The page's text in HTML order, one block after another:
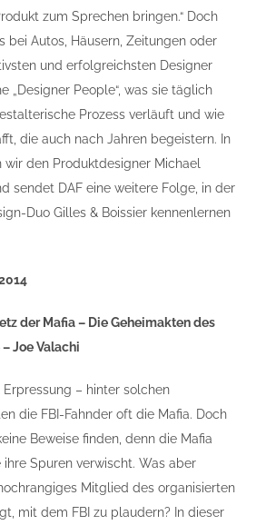
zum Sprechen bringen.“ Doch
bei Autos, Häusern, Zeitungen oder
und erfolgreichsten Designer
„Designer People“, was sie täglich
Prozess verläuft und wie
die auch nach Jahren begeistern. In
den Produktdesigner Michael
sendet DAF eine weitere Folge, in der
Duo Gilles & Boissier kennenlernen
der Mafia – Die Geheimakten des
Joe Valachi
Erpressung – hinter solchen
die FBI-Fahnder oft die Mafia. Doch
Beweise finden, denn die Mafia
ihre Spuren verwischt. Was aber
Mitglied des organisierten
mit dem FBI zu plaudern? In dieser